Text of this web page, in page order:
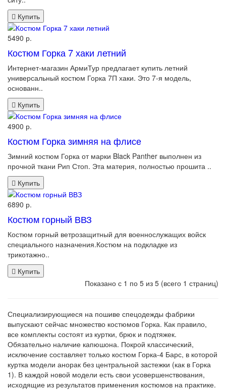
Купить
5490 р.
Костюм Горка 7 хаки летний
Интернет-магазин АрмиТур предлагает купить летний
универсальный костюм Горка 7П хаки. Это 7-я модель,
основанн..
Купить
4900 р.
Костюм Горка зимняя на флисе
Зимний костюм Горка от марки Black Panther выполнен из
прочной ткани Рип Стоп. Эта материя, полностью прошита ..
Купить
6890 р.
Костюм горный ВВЗ
Костюм горный ветрозащитный для военнослужащих войск
специального назначения.Костюм на подкладке из
трикотажно..
Купить
Показано с 1 по 5 из 5 (всего 1 страниц)
Специализирующиеся на пошиве спецодежды фабрики
выпускают сейчас множество костюмов Горка. Как правило,
все комплекты состоят из куртки, брюк и подтяжек.
Обязательно наличие капюшона. Покрой классический,
исключение составляет только костюм Горка-4 Барс, в которой
куртка модели анорак без центральной застежки (как в Горка
1). В каждой новой модели есть свои усовершенствования,
исходящие из результатов применения костюмов на практике.